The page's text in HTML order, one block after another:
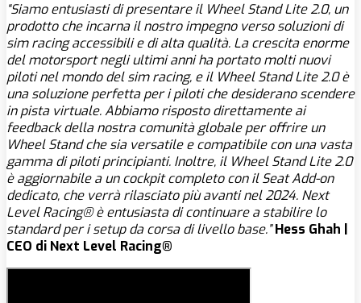
“Siamo entusiasti di presentare il Wheel Stand Lite 2.0, un
prodotto che incarna il nostro impegno verso soluzioni di
sim racing accessibili e di alta qualità. La crescita enorme
del motorsport negli ultimi anni ha portato molti nuovi
piloti nel mondo del sim racing, e il Wheel Stand Lite 2.0 è
una soluzione perfetta per i piloti che desiderano scendere
in pista virtuale. Abbiamo risposto direttamente ai
feedback della nostra comunità globale per offrire un
Wheel Stand che sia versatile e compatibile con una vasta
gamma di piloti principianti. Inoltre, il Wheel Stand Lite 2.0
è aggiornabile a un cockpit completo con il Seat Add-on
dedicato, che verrà rilasciato più avanti nel 2024. Next
Level Racing® è entusiasta di continuare a stabilire lo
standard per i setup da corsa di livello base.” Hess Ghah |
CEO di Next Level Racing®